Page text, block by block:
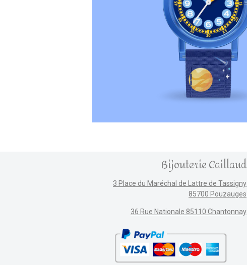
Bijouterie Caillaud
3 Place du Maréchal de Lattre de Tassigny
85700 Pouzauges
36 Rue Nationale 85110 Chantonnay